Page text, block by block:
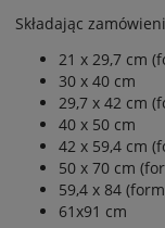
Składając
21 x 29,7 cm
30 x 40 cm
29,7 x 42 cm
40 x 50 cm
42 x 59,4 cm
50 x 70 cm
59,4 x 84
61x91 cm